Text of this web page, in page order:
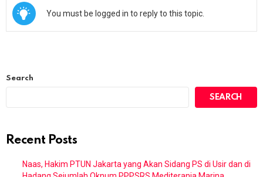
You must be logged in to reply to this topic.
Search
SEARCH
Recent Posts
Naas, Hakim PTUN Jakarta yang Akan Sidang PS di Usir dan di